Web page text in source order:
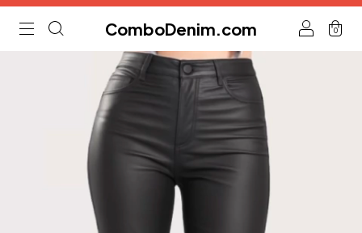
ComboDenim.com 0